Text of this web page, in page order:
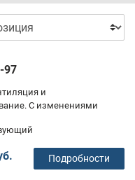
97
и
С изменениями
Подробности